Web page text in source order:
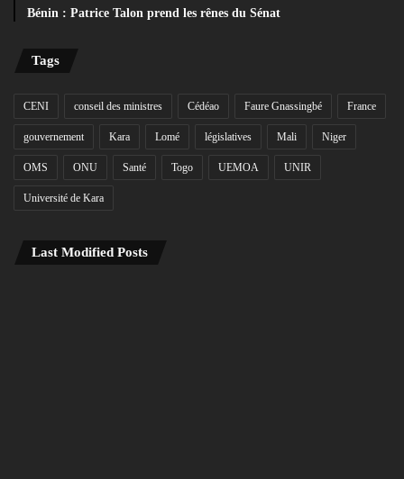
Bénin : Patrice Talon prend les rênes du Sénat
Tags
CENI conseil des ministres Cédéao Faure Gnassingbé France
gouvernement Kara Lomé législatives Mali Niger
OMS ONU Santé Togo UEMOA UNIR
Université de Kara
Last Modified Posts